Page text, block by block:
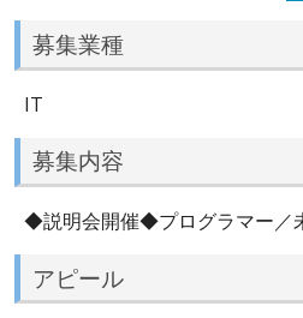
募集業種
IT
募集内容
◆説明会開催◆プログラマー／
アピール